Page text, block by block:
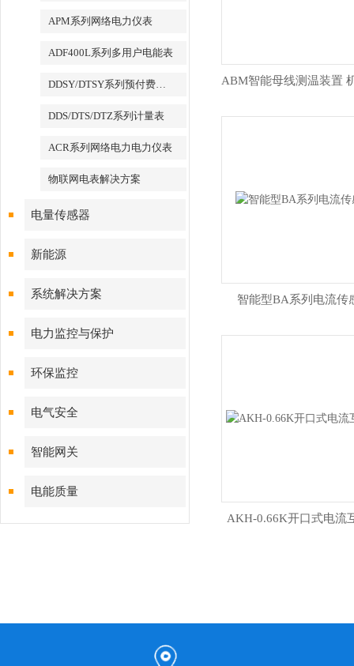
APM系列网络电力仪表
ADF400L系列多用户电能表
DDSY/DTSY系列预付费电表
DDS/DTS/DTZ系列计量表
ACR系列网络电力电力仪表
物联网电表解决方案
电量传感器
新能源
系统解决方案
电力监控与保护
环保监控
电气安全
智能网关
电能质量
智能型BA系列电流传
AKH-0.66K开口式电流